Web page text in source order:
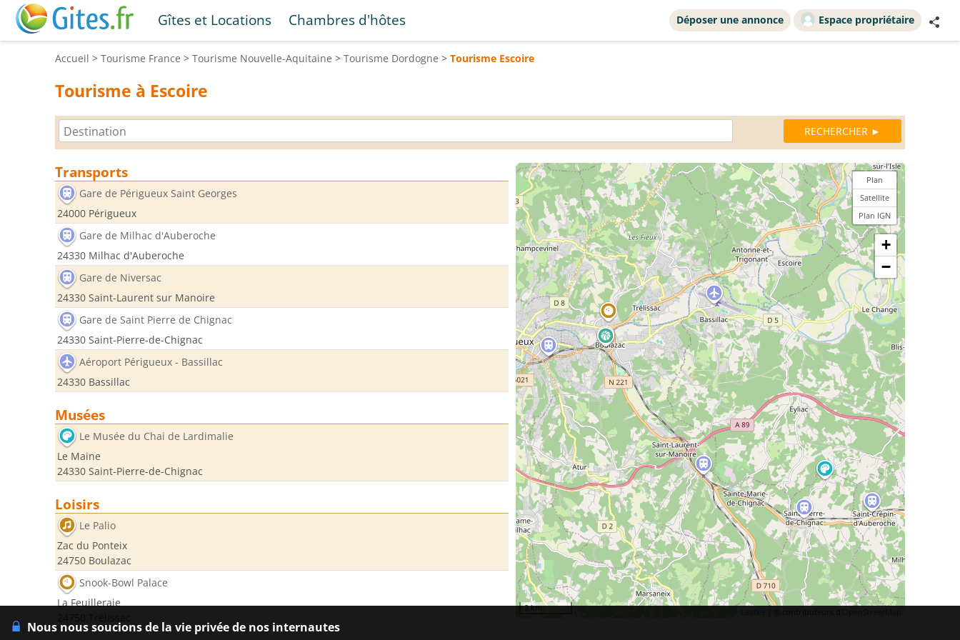
Gîtes et Locations Chambres d'hôtes Déposer une annonce Espace propriétaire
Accueil > Tourisme France > Tourisme Nouvelle-Aquitaine > Tourisme Dordogne > Tourisme Escoire
Tourisme à Escoire
Transports
Gare de Périgueux Saint Georges
24000 Périgueux
Gare de Milhac d'Auberoche
24330 Milhac d'Auberoche
Gare de Niversac
24330 Saint-Laurent sur Manoire
Gare de Saint Pierre de Chignac
24330 Saint-Pierre-de-Chignac
Aéroport Périgueux - Bassillac
24330 Bassillac
Musées
Le Musée du Chai de Lardimalie
Le Maine
24330 Saint-Pierre-de-Chignac
Loisirs
Le Palio
Zac du Ponteix
24750 Boulazac
Snook-Bowl Palace
La Feuilleraie
Plan
Satellite
Plan IGN
+
−
2 km Leaflet OpenStreetMap
Nous nous soucions de la vie privée de nos internautes